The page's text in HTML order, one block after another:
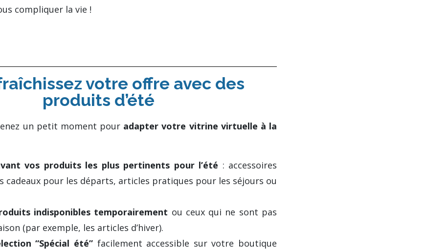
compliquer la vie !
votre offre avec des
produits d’été
un petit moment pour adapter votre vitrine virtuelle à la
vos produits les plus pertinents pour l’été : accessoires
cadeaux pour les départs, articles pratiques pour les séjours ou
indisponibles temporairement ou ceux qui ne sont pas
(par exemple, les articles d’hiver).
“Spécial été” facilement accessible sur votre boutique